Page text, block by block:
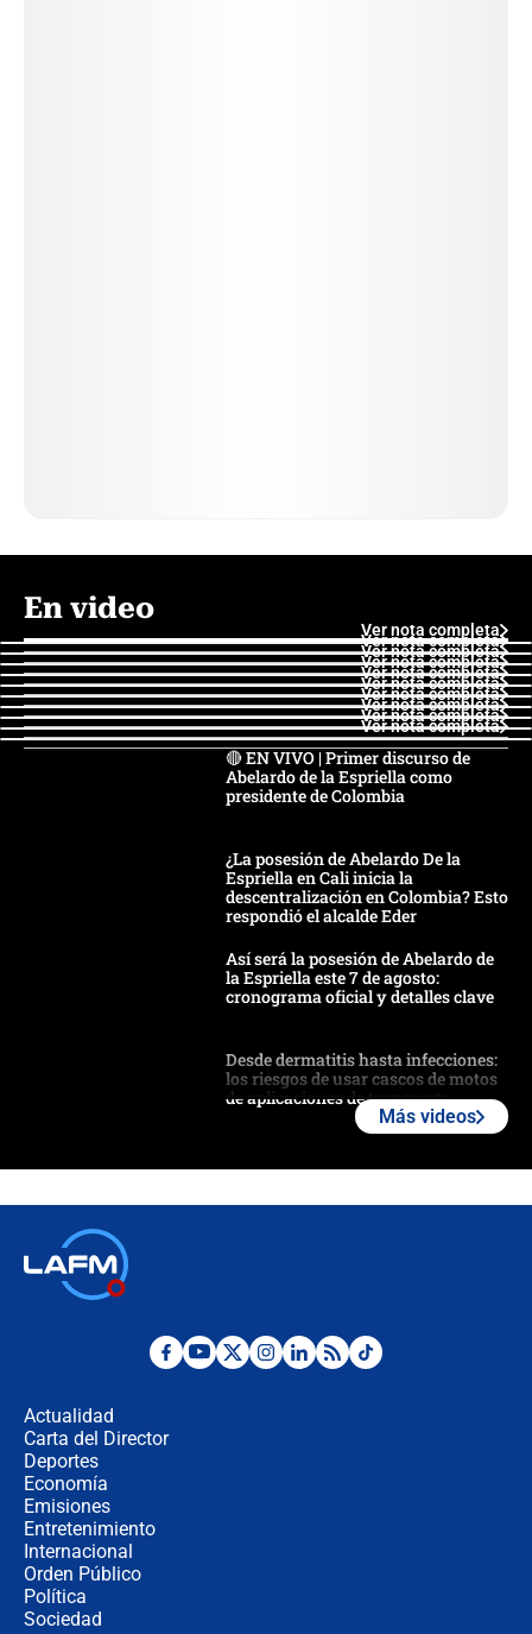
En video
Ver nota completa
Ver nota completa
Ver nota completa
Ver nota completa
Ver nota completa
Ver nota completa
Ver nota completa
Ver nota completa
Ver nota completa
Ver nota completa
🔴 EN VIVO | Primer discurso de
Abelardo de la Espriella como
presidente de Colombia
¿La posesión de Abelardo De la
Espriella en Cali inicia la
descentralización en Colombia? Esto
respondió el alcalde Eder
Así será la posesión de Abelardo de
la Espriella este 7 de agosto:
cronograma oficial y detalles clave
Desde dermatitis hasta infecciones:
los riesgos de usar cascos de motos
de aplicaciones de transporte
Posesión de Abelardo De La Espriella
Más videos
Actualidad
Carta del Director
Deportes
Economía
Emisiones
Entretenimiento
Internacional
Orden Público
Política
Sociedad